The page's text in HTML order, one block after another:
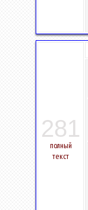
281
полный
текст